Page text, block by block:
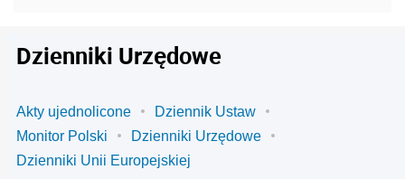
Dzienniki Urzędowe
Akty ujednolicone
Dziennik Ustaw
Monitor Polski
Dzienniki Urzędowe
Dzienniki Unii Europejskiej